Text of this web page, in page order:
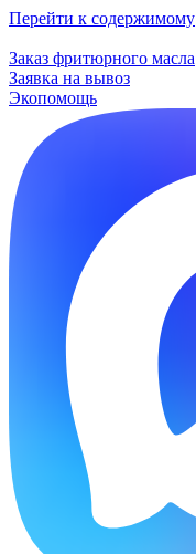
Перейти к содержимому
Заказ фритюрного масла
Заявка на вывоз
Экопомощь